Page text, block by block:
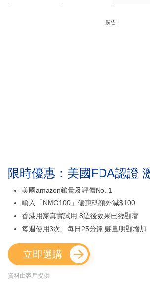
廣告
限時優惠：美國FDA認證
美國amazon鎖量及評價No. 1
輸入「NMG100」優惠碼額外減$100
香港用家真實試用 8週後效果已經顯著
每週使用3次、每日25分鐘 髮量明顯增加
立即選購
資料由客戶提供